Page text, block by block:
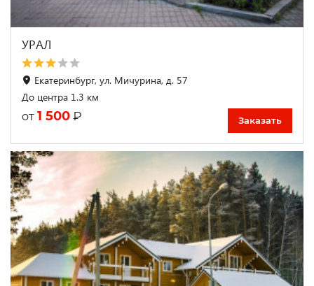
УРАЛ
Екатеринбург, ул. Мичурина, д. 57
До центра 1.3 км
от 1 500 ₽ Заказать